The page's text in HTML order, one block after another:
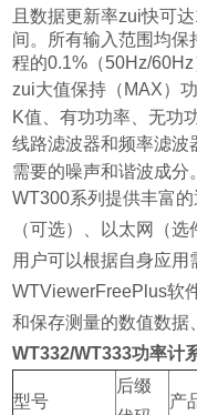
且数据更新率zui快可
间。所有输入范围均保
程的0.1%（50Hz/60Hz
zui大值保持（MAX）
K值、有功功率、无功
线路滤波器和频率滤波
需要的噪声和谐波成分
WT300系列提供丰富
（可选）、以太网（选
用户可以根据自身应用
WTViewerFreePlus软
和保存测量的数值数据
WT332/WT333功率计
型号
后缀
产